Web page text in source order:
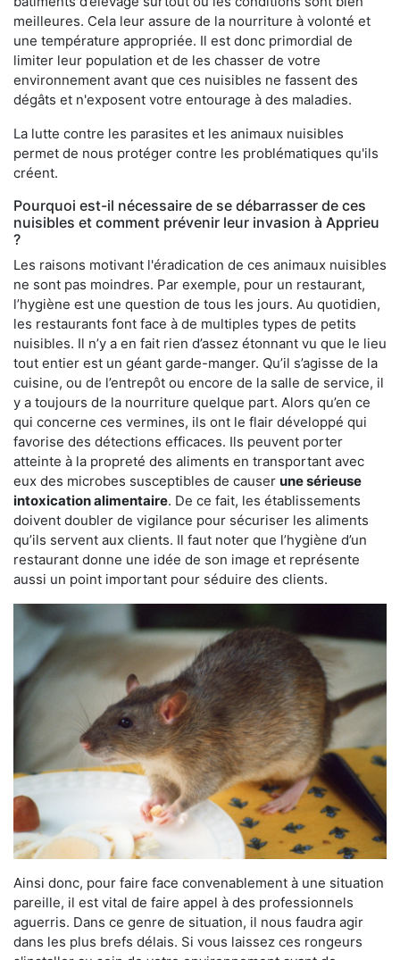
meilleures. Cela leur assure de la nourriture à volonté et
une température appropriée. Il est donc primordial de
limiter leur population et de les chasser de votre
environnement avant que ces nuisibles ne fassent des
dégâts et n'exposent votre entourage à des maladies.
La lutte contre les parasites et les animaux nuisibles
permet de nous protéger contre les problématiques qu'ils
créent.
Pourquoi est-il nécessaire de se débarrasser de ces
nuisibles et comment prévenir leur invasion à Apprieu
?
Les raisons motivant l'éradication de ces animaux nuisibles
ne sont pas moindres. Par exemple, pour un restaurant,
l’hygiène est une question de tous les jours. Au quotidien,
les restaurants font face à de multiples types de petits
nuisibles. Il n’y a en fait rien d’assez étonnant vu que le lieu
tout entier est un géant garde-manger. Qu’il s’agisse de la
cuisine, ou de l’entrepôt ou encore de la salle de service, il
y a toujours de la nourriture quelque part. Alors qu’en ce
qui concerne ces vermines, ils ont le flair développé qui
favorise des détections efficaces. Ils peuvent porter
atteinte à la propreté des aliments en transportant avec
eux des microbes susceptibles de causer une sérieuse
intoxication alimentaire. De ce fait, les établissements
doivent doubler de vigilance pour sécuriser les aliments
qu’ils servent aux clients. Il faut noter que l’hygiène d’un
restaurant donne une idée de son image et représente
aussi un point important pour séduire des clients.
Ainsi donc, pour faire face convenablement à une situation
pareille, il est vital de faire appel à des professionnels
aguerris. Dans ce genre de situation, il nous faudra agir
dans les plus brefs délais. Si vous laissez ces rongeurs